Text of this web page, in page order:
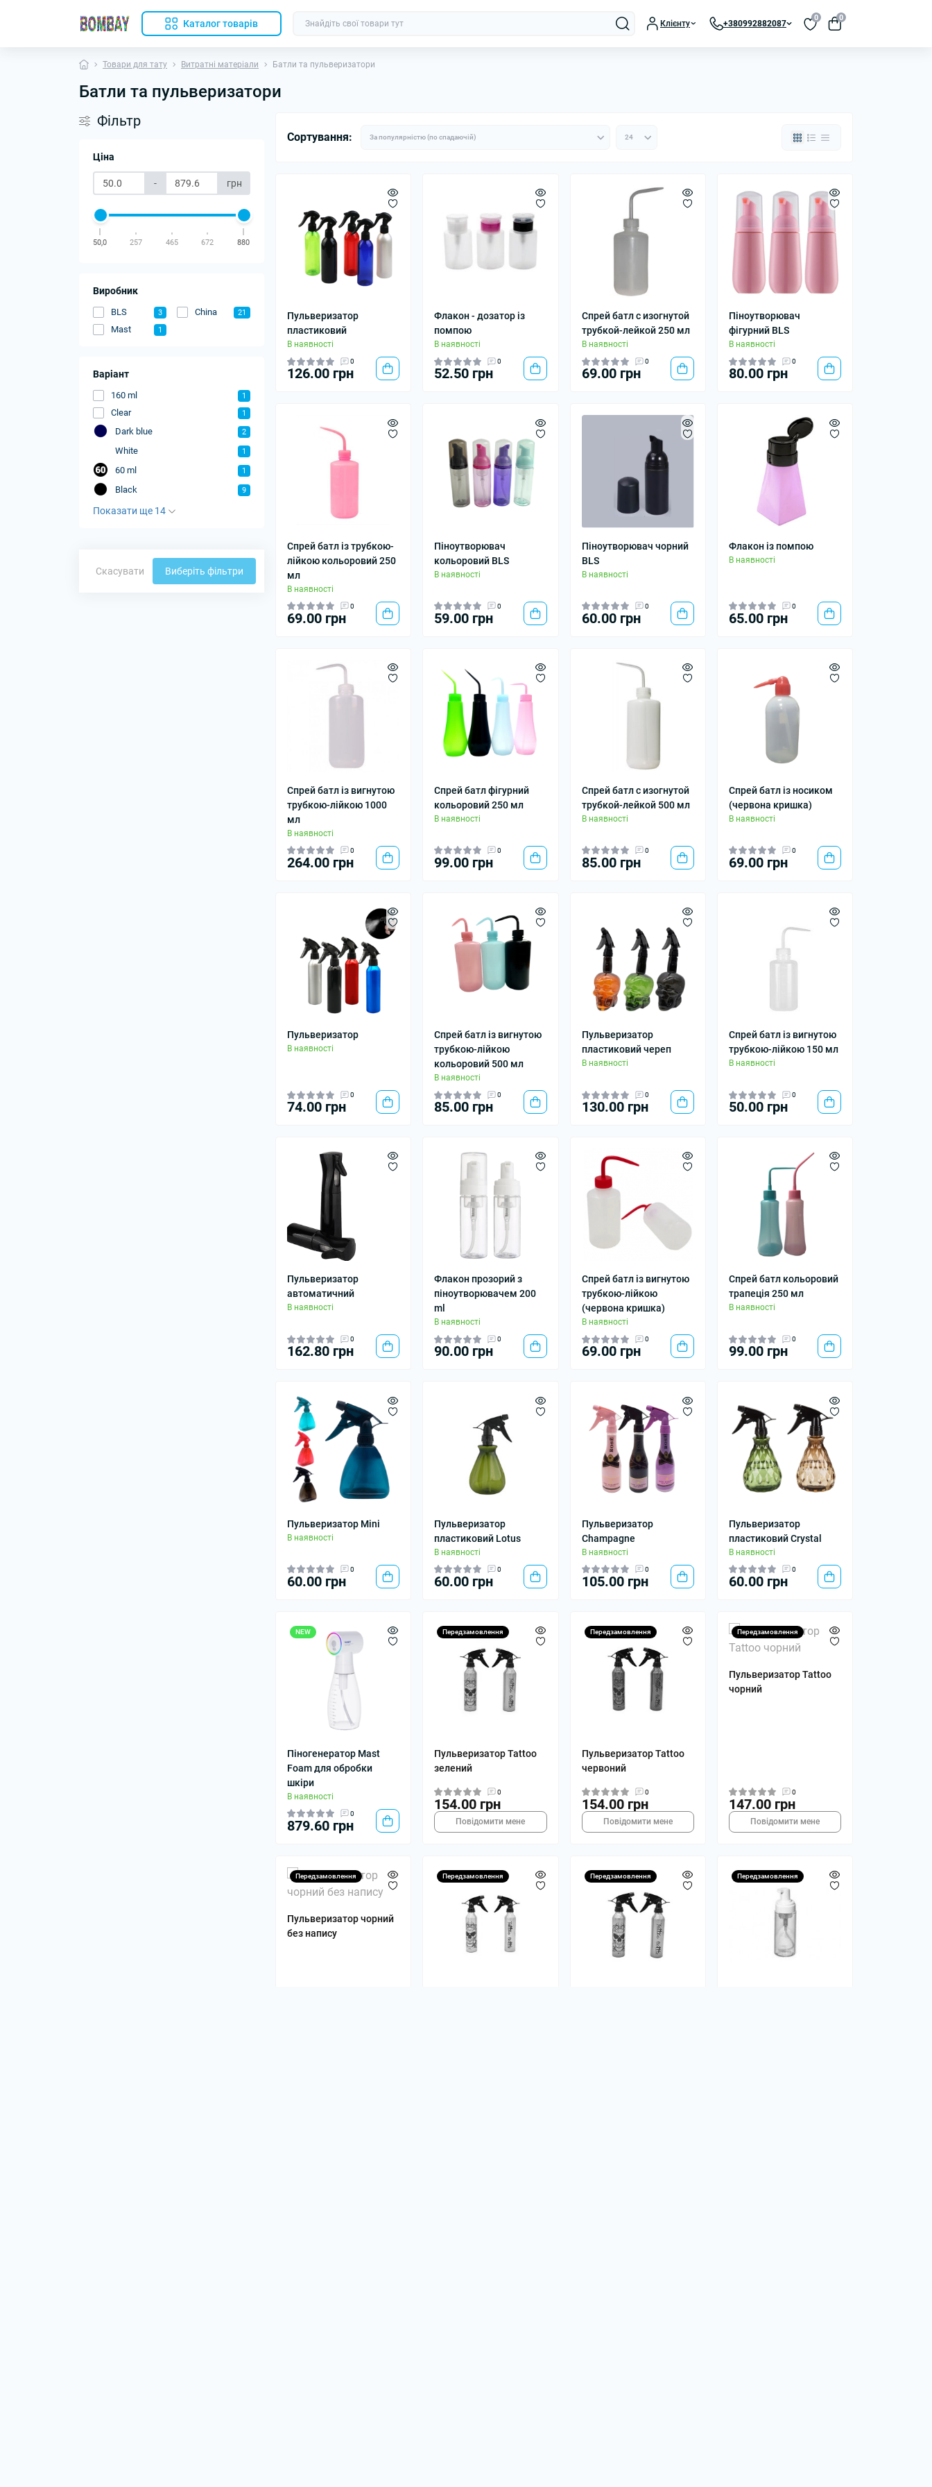
Каталог товарів Клієнту +380992882087
0 0
Товари для тату Витратні матеріали Батли та пульверизатори
Батли та пульверизатори
Фільтр
Ціна
- грн
50,0 257 465 672 880
Виробник
BLS 3 China 21
Mast 1
Варіант
160 ml 1
Clear 1
Dark blue 2
White 1
60 ml 1
Black 9
Показати ще 14
Скасувати Виберіть фільтри
Сортування:
Пульверизатор
пластиковий
В наявності
0
126.00 грн
Флакон - дозатор із
помпою
В наявності
0
52.50 грн
Спрей батл с изогнутой
трубкой-лейкой 250 мл
В наявності
0
69.00 грн
Піноутворювач
фігурний BLS
В наявності
0
80.00 грн
Спрей батл із трубкою-
лійкою кольоровий 250
мл
В наявності
0
69.00 грн
Піноутворювач
кольоровий BLS
В наявності
0
59.00 грн
Піноутворювач чорний
BLS
В наявності
0
60.00 грн
Флакон із помпою
В наявності
0
65.00 грн
Спрей батл із вигнутою
трубкою-лійкою 1000
мл
В наявності
0
264.00 грн
Спрей батл фігурний
кольоровий 250 мл
В наявності
0
99.00 грн
Спрей батл с изогнутой
трубкой-лейкой 500 мл
В наявності
0
85.00 грн
Спрей батл із носиком
(червона кришка)
В наявності
0
69.00 грн
Пульверизатор
В наявності
0
74.00 грн
Спрей батл із вигнутою
трубкою-лійкою
кольоровий 500 мл
В наявності
0
85.00 грн
Пульверизатор
пластиковий череп
В наявності
0
130.00 грн
Спрей батл із вигнутою
трубкою-лійкою 150 мл
В наявності
0
50.00 грн
Пульверизатор
автоматичний
В наявності
0
162.80 грн
Флакон прозорий з
піноутворювачем 200
ml
В наявності
0
90.00 грн
Спрей батл із вигнутою
трубкою-лійкою
(червона кришка)
В наявності
0
69.00 грн
Спрей батл кольоровий
трапеція 250 мл
В наявності
0
99.00 грн
Пульверизатор Mini
В наявності
0
60.00 грн
Пульверизатор
пластиковий Lotus
В наявності
0
60.00 грн
Пульверизатор
Champagne
В наявності
0
105.00 грн
Пульверизатор
пластиковий Crystal
В наявності
0
60.00 грн
NEW
Піногенератор Mast
Foam для обробки
шкіри
В наявності
0
879.60 грн
Передзамовлення
Пульверизатор Tattoo
зелений
0
154.00 грн
Повідомити мене
Передзамовлення
Пульверизатор Tattoo
червоний
0
154.00 грн
Повідомити мене
Передзамовлення
Пульверизатор Tattoo
чорний
0
147.00 грн
Повідомити мене
Передзамовлення
Пульверизатор чорний
без напису
Передзамовлення Передзамовлення Передзамовлення